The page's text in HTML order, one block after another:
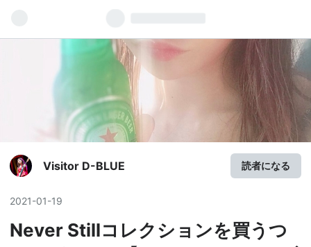
Visitor D-BLUE 読者になる
2021-01-19
Never Stillコレクションを買うつ